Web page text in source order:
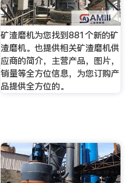
矿渣磨机为您找到881个新的矿
渣磨机。也提供相关矿渣磨机供
应商的简介，主营产品，图片，
销量等全方位信息，为您订购产
品提供全方位的。